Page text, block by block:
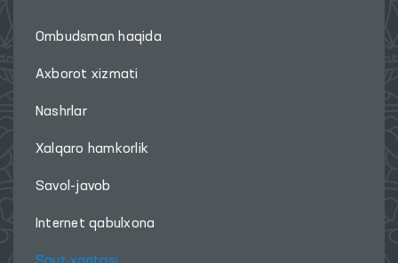
Ombudsman haqida
Axborot xizmati
Nashrlar
Xalqaro hamkorlik
Savol-javob
Internet qabulxona